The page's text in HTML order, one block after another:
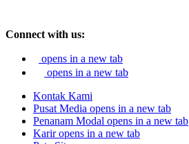
Connect with us:
opens in a new tab
opens in a new tab
Kontak Kami
Pusat Media opens in a new tab
Penanam Modal opens in a new tab
Karir opens in a new tab